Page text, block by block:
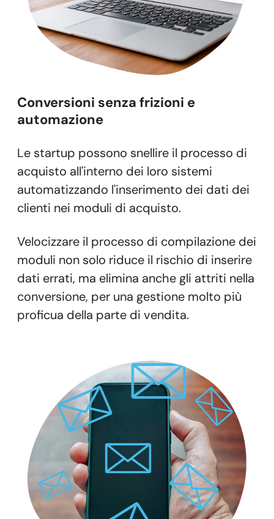
Conversioni senza frizioni e
automazione
Le startup possono snellire il processo di
acquisto all'interno dei loro sistemi
automatizzando l'inserimento dei dati dei
clienti nei moduli di acquisto.
Velocizzare il processo di compilazione dei
moduli non solo riduce il rischio di inserire
dati errati, ma elimina anche gli attriti nella
conversione, per una gestione molto più
proficua della parte di vendita.